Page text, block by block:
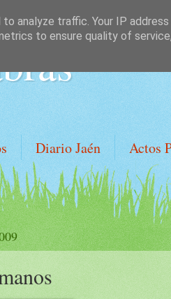
Diario Jaén Actos
analyze traffic. Your IP
to ensure quality of